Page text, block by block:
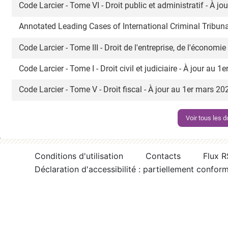
Code Larcier - Tome VI - Droit public et administratif - À
Annotated Leading Cases of International Criminal
Code Larcier - Tome III - Droit de l'entreprise, de
Code Larcier - Tome I - Droit civil et judiciaire - À jour au
Code Larcier - Tome V - Droit fiscal - À jour au 1er mars
Voir tous les
Conditions d'utilisation Contacts
Flux
Déclaration d'accessibilité : partiellement